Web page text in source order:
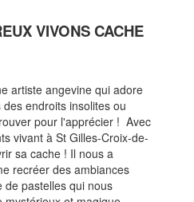
la Sorcière
aux Jardins du Loriot
VIVONS CACHE
artiste angevine qui adore
endroits insolites ou
pour l'apprécier ! Avec
vivant à St Gilles-Croix-de-
sa cache ! Il nous a
recréer des ambiances
de pastelles qui nous